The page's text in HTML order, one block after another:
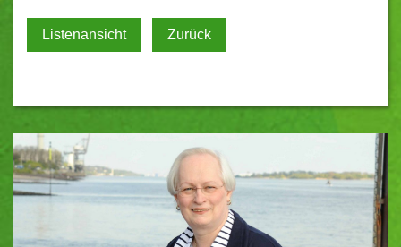
Listenansicht Zurück